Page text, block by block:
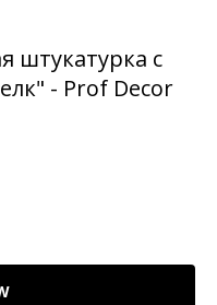
штукатурка с
- Prof Decor